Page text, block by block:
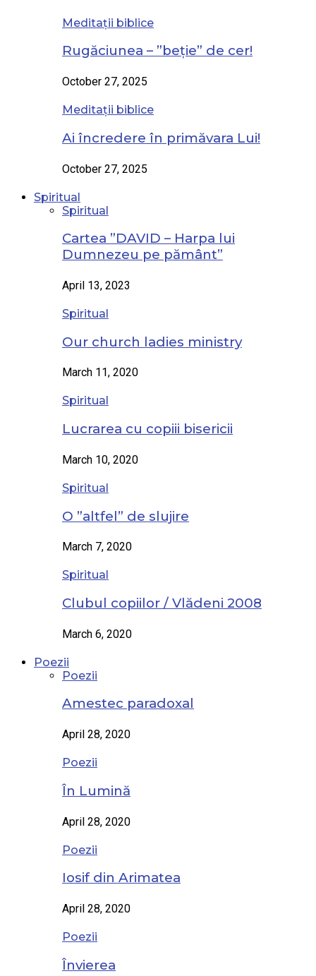
Meditații biblice
Rugăciunea – ”beție” de cer!
October 27, 2025
Meditații biblice
Ai încredere în primăvara Lui!
October 27, 2025
Spiritual
Spiritual
Cartea ”DAVID – Harpa lui
Dumnezeu pe pământ”
April 13, 2023
Spiritual
Our church ladies ministry
March 11, 2020
Spiritual
Lucrarea cu copiii bisericii
March 10, 2020
Spiritual
O ”altfel” de slujire
March 7, 2020
Spiritual
Clubul copiilor / Vlădeni 2008
March 6, 2020
Poezii
Poezii
Amestec paradoxal
April 28, 2020
Poezii
În Lumină
April 28, 2020
Poezii
Iosif din Arimatea
April 28, 2020
Poezii
Învierea